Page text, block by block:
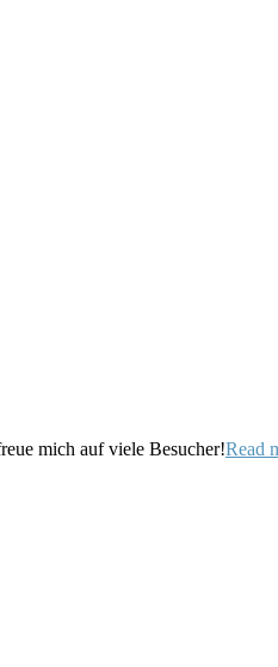
mich auf viele Besucher!Read